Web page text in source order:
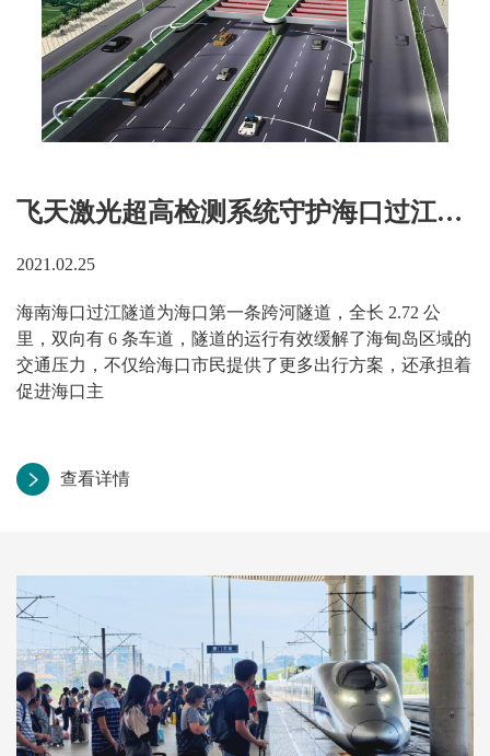
飞天激光超高检测系统守护海口过江隧道安全运行
2021.02.25
海南海口过江隧道为海口第一条跨河隧道，全长 2.72 公
里，双向有 6 条车道，隧道的运行有效缓解了海甸岛区域的
交通压力，不仅给海口市民提供了更多出行方案，还承担着
促进海口主
查看详情